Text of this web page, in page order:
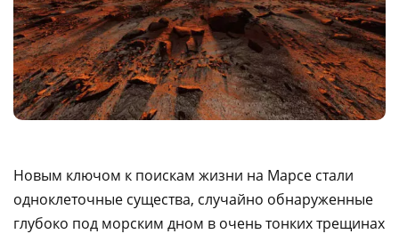
Новым ключом к поискам жизни на Марсе стали
одноклеточные существа, случайно обнаруженные
глубоко под морским дном в очень тонких трещинах